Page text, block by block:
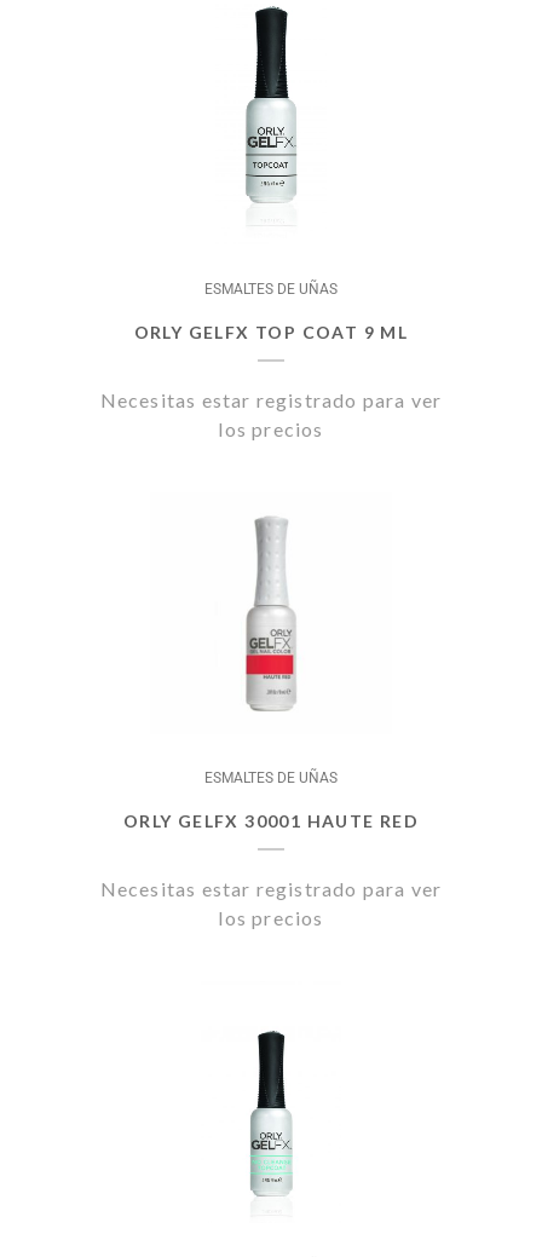
ESMALTES DE UÑAS
ORLY GELFX TOP COAT 9 ML
Necesitas estar registrado para ver
los precios
ESMALTES DE UÑAS
ORLY GELFX 30001 HAUTE RED
Necesitas estar registrado para ver
los precios